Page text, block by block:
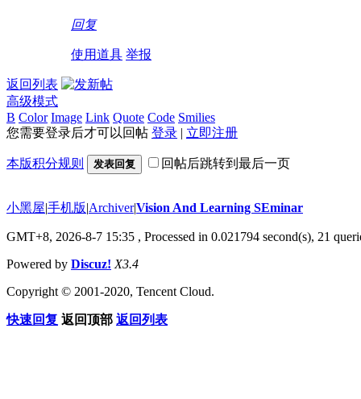
回复
使用道具 举报
返回列表
高级模式
B Color Image Link Quote Code Smilies
您需要登录后才可以回帖 登录 | 立即注册
本版积分规则 发表回复 回帖后跳转到最后一页
小黑屋|手机版|Archiver|Vision And Learning SEminar
GMT+8, 2026-8-7 15:35 , Processed in 0.021794 second(s), 21
Powered by Discuz! X3.4
Copyright © 2001-2020, Tencent Cloud.
快速回复 返回顶部 返回列表